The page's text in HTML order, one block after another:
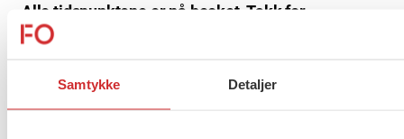
Samtykke Detaljer
Alle tidspunktene er nå booket. Takk for
interessen!
Ved å klikke på en av tidspunktene kommer du til